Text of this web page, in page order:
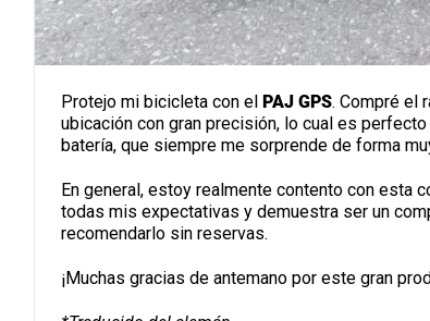
Protejo mi bicicleta con el PAJ GPS. Compré el
ubicación con gran precisión, lo cual es
batería, que siempre me sorprende de forma
En general, estoy realmente contento con esta
todas mis expectativas y demuestra ser un
recomendarlo sin reservas.
¡Muchas gracias de antemano por este gran